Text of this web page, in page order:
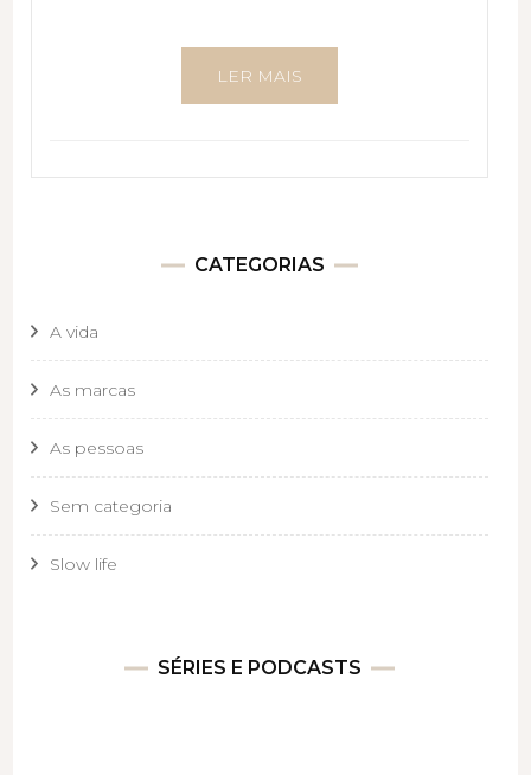
LER MAIS
CATEGORIAS
A vida
As marcas
As pessoas
Sem categoria
Slow life
SÉRIES E PODCASTS